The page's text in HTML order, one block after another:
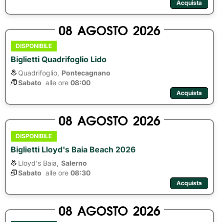
Acquista
08 AGOSTO 2026
DISPONIBILE
Biglietti Quadrifoglio Lido
Quadrifoglio, Pontecagnano
Sabato alle ore 08:00
Acquista
08 AGOSTO 2026
DISPONIBILE
Biglietti Lloyd's Baia Beach 2026
Lloyd's Baia, Salerno
Sabato alle ore 08:30
Acquista
08 AGOSTO 2026